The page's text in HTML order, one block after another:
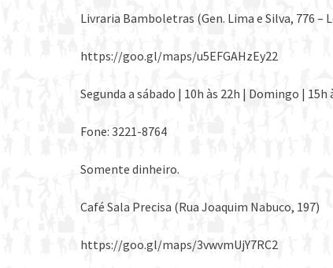
Livraria Bamboletras (Gen. Lima e Silva, 776 –
https://goo.gl/maps/u5EFGAHzEy22
Segunda a sábado | 10h às 22h | Domingo | 15h
Fone: 3221-8764
Somente dinheiro.
Café Sala Precisa (Rua Joaquim Nabuco, 197)
https://goo.gl/maps/3vwvmUjY7RC2